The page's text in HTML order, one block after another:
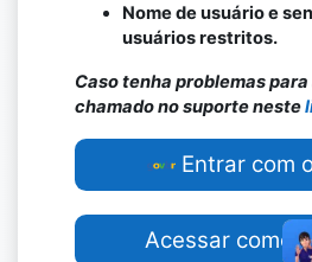
Entrar com
Nome de usuário e
usuários restritos.
Caso tenha problemas
chamado no suporte neste
Acessar como